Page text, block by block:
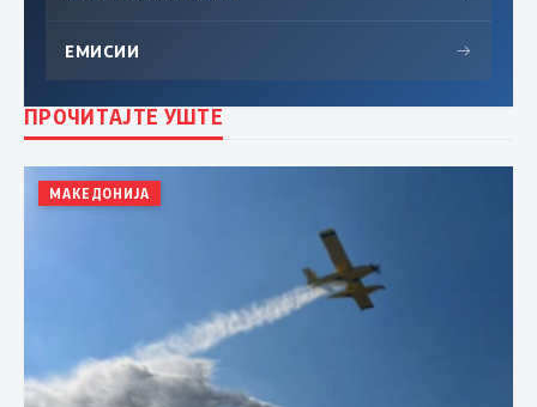
ЕМИСИИ →
ПРОЧИТАЈТЕ УШТЕ
МАКЕДОНИЈА